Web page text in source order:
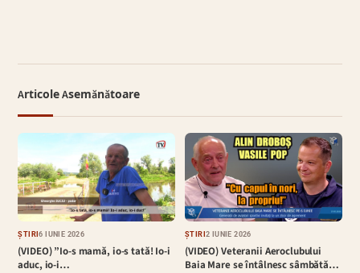
Articole Asemănătoare
ȘTIRI6 IUNIE 2026
(VIDEO) ”Io-s mamă, io-s tată! Io-i
aduc, io-i…
ȘTIRI2 IUNIE 2026
(VIDEO) Veteranii Aeroclubului
Baia Mare se întâlnesc sâmbătă…